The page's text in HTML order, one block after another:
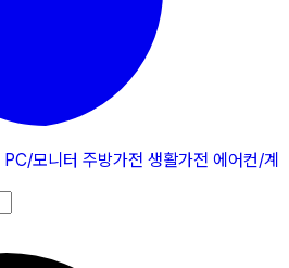
PC/모니터 주방가전 생활가전 에어컨/계